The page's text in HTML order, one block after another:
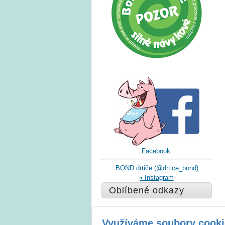
Facebook
BOND drtiče (@drtice_bond)
• Instagram
Oblíbené odkazy